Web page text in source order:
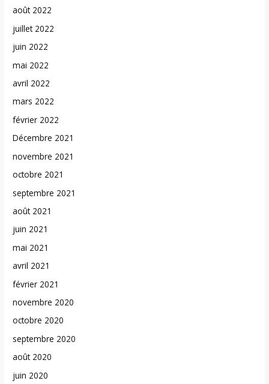
août 2022
juillet 2022
juin 2022
mai 2022
avril 2022
mars 2022
février 2022
Décembre 2021
novembre 2021
octobre 2021
septembre 2021
août 2021
juin 2021
mai 2021
avril 2021
février 2021
novembre 2020
octobre 2020
septembre 2020
août 2020
juin 2020